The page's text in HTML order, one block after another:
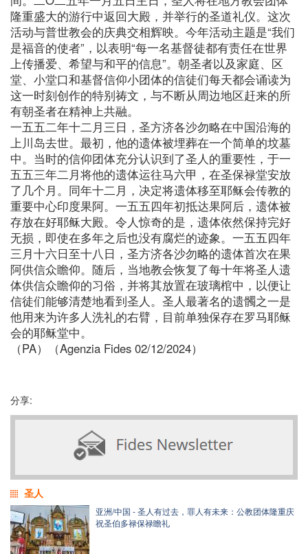
隆重盛大的游行中返回大殿，并举行的圣道礼仪。这次
活动与普世教会的庆典交相辉映。今年活动主题是“我们
是福音的使者”，以表明“每一名基督徒都有责任在世界
上传播爱、希望与和平的信息”。朝圣者以及家庭、区
堂、小堂口和基督信仰小团体的信徒们每天都会诵读为
这一时刻创作的特别祷文，与不断从周边地区赶来的所
有朝圣者在精神上共融。
一五五二年十二月三日，圣方济各沙勿略在中国沿海的
上川岛去世。最初，他的遗体被埋葬在一个简单的坟墓
中。当时的信仰团体充分认识到了圣人的重要性，于一
五五三年二月将他的遗体运往马六甲，在圣保禄堂安放
了几个月。同年十二月，决定将遗体移至耶稣会传教的
重要中心印度果阿。一五五四年初抵达果阿后，遗体被
存放在好耶稣大殿。令人惊奇的是，遗体依然保持完好
无损，即使在多年之后也没有腐烂的迹象。一五五四年
三月十六日至十八日，圣方济各沙勿略的遗体首次在果
阿供信众瞻仰。随后，当地教会恢复了每十年将圣人遗
体供信众瞻仰的习俗，并将其放置在玻璃棺中，以便让
信徒们能够清楚地看到圣人。圣人最著名的遗髑之一是
他用来为许多人洗礼的右臂，目前单独保存在罗马耶稣
会的耶稣堂中。
（PA）（Agenzia Fides 02/12/2024）
分享:
圣人
亚洲/中国 - 圣人有过去，罪人有未来：公教团体隆重庆
祝圣伯多禄保禄瞻礼